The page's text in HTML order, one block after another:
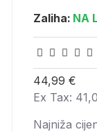
Zaliha: NA
44,99 €
Ex Tax:
Najniža